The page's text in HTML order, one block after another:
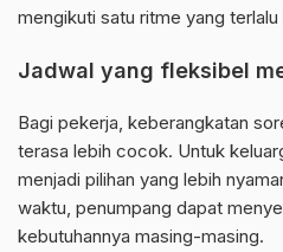
mengikuti satu ritme yang terlalu
Jadwal yang fleksibel
Bagi pekerja, keberangkatan
terasa lebih cocok. Untuk
menjadi pilihan yang lebih
waktu, penumpang dapat
kebutuhannya masing-masing.